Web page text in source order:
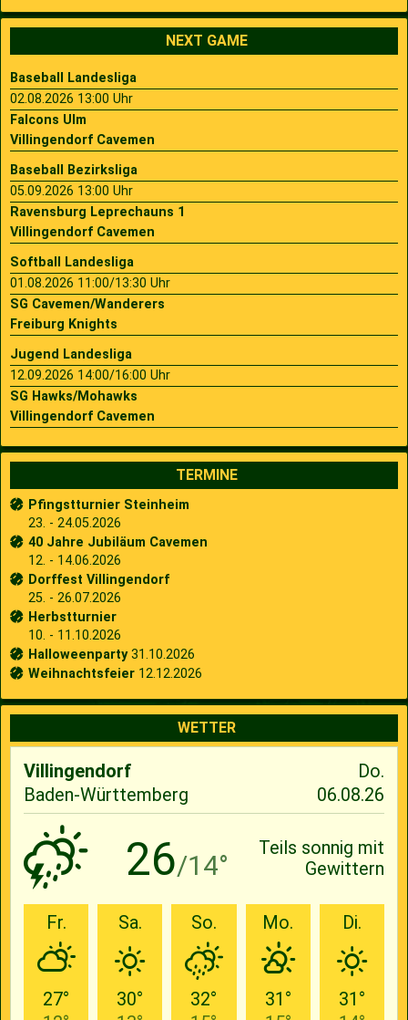
NEXT GAME
Baseball Landesliga
02.08.2026 13:00 Uhr
Falcons Ulm
Villingendorf Cavemen
Baseball Bezirksliga
05.09.2026 13:00 Uhr
Ravensburg Leprechauns 1
Villingendorf Cavemen
Softball Landesliga
01.08.2026 11:00/13:30 Uhr
SG Cavemen/Wanderers
Freiburg Knights
Jugend Landesliga
12.09.2026 14:00/16:00 Uhr
SG Hawks/Mohawks
Villingendorf Cavemen
TERMINE
Pfingstturnier Steinheim
23. - 24.05.2026
40 Jahre Jubiläum Cavemen
12. - 14.06.2026
Dorffest Villingendorf
25. - 26.07.2026
Herbstturnier
10. - 11.10.2026
Halloweenparty31.10.2026
Weihnachtsfeier 12.12.2026
WETTER